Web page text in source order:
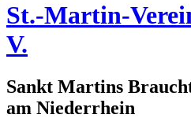
St.-Martin-
V.
Sankt Martins
am Niederrhein